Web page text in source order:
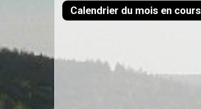
Calendrier du mois en cours